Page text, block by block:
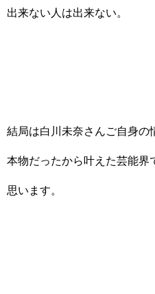
出来ない人は出来ない。
結局は白川未奈さんご自身の
本物だったから叶えた芸能界
思います。